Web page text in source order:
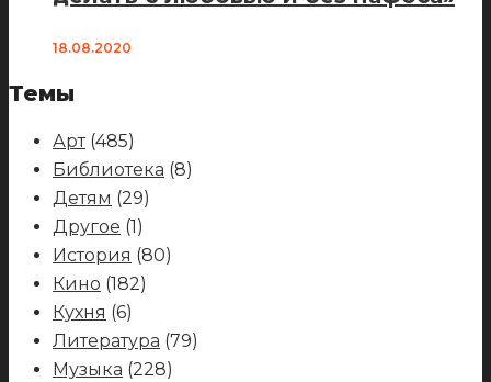
18.08.2020
Темы
Арт(485)
Библиотека (8)
Детям (29)
Другое (1)
История (80)
Кино (182)
Кухня (6)
Литература (79)
Музыка (228)